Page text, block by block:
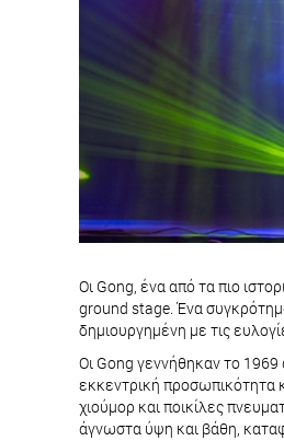
Οι Gong, ένα από τα πιο
ground stage. Ένα
δημιουργημένη με τις
Οι Gong γεννήθηκαν το
εκκεντρική προσωπικότητα
χιούμορ και ποικίλες
άγνωστα ύψη και βάθη,